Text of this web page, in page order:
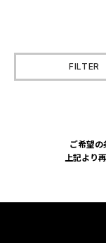
FILTER
ご希望の
上記より